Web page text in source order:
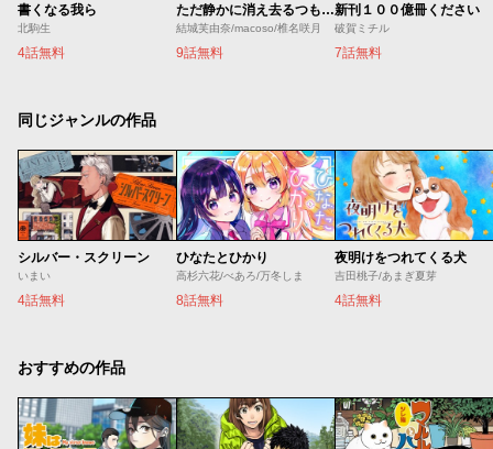
書くなる我ら
北駒生
4話無料
ただ静かに消え去るつもりでした
結城芙由奈/macoso/椎名咲月
9話無料
新刊１００億冊ください
破賀ミチル
7話無料
同じジャンルの作品
シルバー・スクリーン
いまい
4話無料
ひなたとひかり
高杉六花/べあろ/万冬しま
8話無料
夜明けをつれてくる犬
吉田桃子/あまぎ夏芽
4話無料
おすすめの作品